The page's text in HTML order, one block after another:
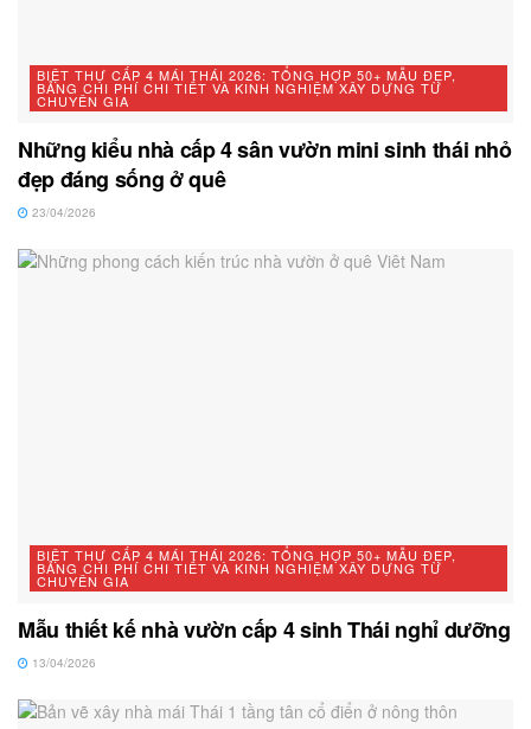
BIỆT THỰ CẤP 4 MÁI THÁI 2026: TỔNG HỢP 50+ MẪU ĐẸP,
BẢNG CHI PHÍ CHI TIẾT VÀ KINH NGHIỆM XÂY DỰNG TỪ
CHUYÊN GIA
Những kiểu nhà cấp 4 sân vườn mini sinh thái nhỏ
đẹp đáng sống ở quê
23/04/2026
BIỆT THỰ CẤP 4 MÁI THÁI 2026: TỔNG HỢP 50+ MẪU ĐẸP,
BẢNG CHI PHÍ CHI TIẾT VÀ KINH NGHIỆM XÂY DỰNG TỪ
CHUYÊN GIA
Mẫu thiết kế nhà vườn cấp 4 sinh Thái nghỉ dưỡng
13/04/2026